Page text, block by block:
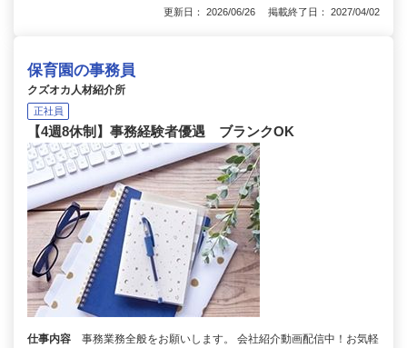
更新日： 2026/06/26 掲載終了日： 2027/04/02
保育園の事務員
クズオカ人材紹介所
正社員
【4週8休制】事務経験者優遇 ブランクOK
仕事内容
事務業務全般をお願いします。 会社紹介動画配信中！お気軽